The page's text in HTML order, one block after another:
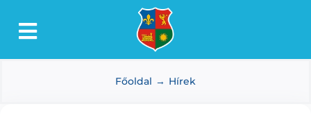
Toggle
Lőkösháza
Főoldal Hírek